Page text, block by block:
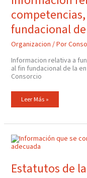
fundacional
Organizacion / Por
Informacion relativa a
al fin fundacional de la
Consorcio
Al
Objeto
Social
Al
Fin
Fundacional
De
Entidad
Leer Más »
Estatutos de
Estatutos
De
La